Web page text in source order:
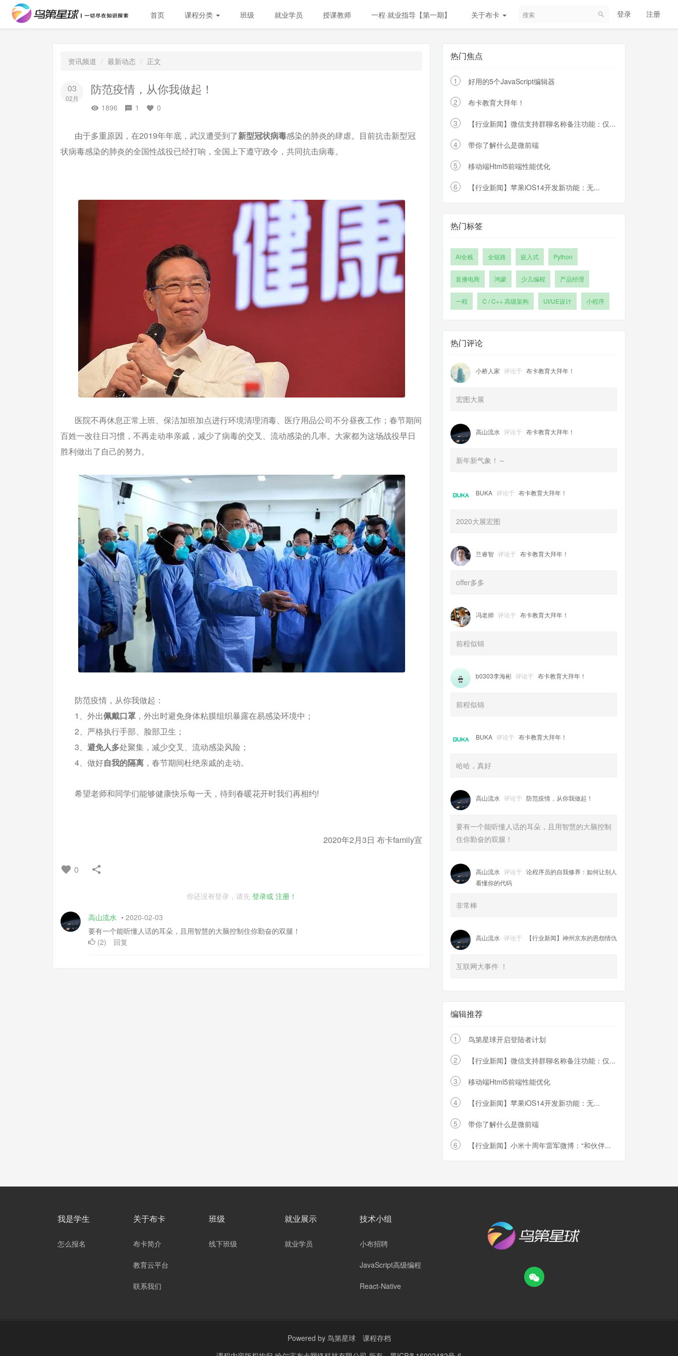
首页 课程分类 班级 就业学员 授课教师 一程·就业指导【第一期】 关于布卡 登录 注册
资讯频道 最新动态 正文
03
02月
防范疫情，从你我做起！
1896 1 0
由于多重原因，在2019年年底，武汉遭受到了新型冠状病毒感染的肺炎的肆虐。目前抗击新型冠
状病毒感染的肺炎的全国性战役已经打响，全国上下遵守政令，共同抗击病毒。
医院不再休息正常上班、保洁加班加点进行环境清理消毒、医疗用品公司不分昼夜工作；春节期间
百姓一改往日习惯，不再走动串亲戚，减少了病毒的交叉、流动感染的几率。大家都为这场战役早日
胜利做出了自己的努力。
防范疫情，从你我做起：
1、外出佩戴口罩 ，外出时避免身体粘膜组织暴露在易感染环境中；
2、严格执行手部、脸部卫生；
3、 避免人多处聚集，减少交叉、流动感染风险；
4、做好自我的隔离 ，春节期间杜绝亲戚的走动。
希望老师和同学们能够健康快乐每一天，待到春暖花开时我们再相约!
2020年2月3日 布卡family宣
0
你还没有登录，请先 登录或 注册！
高山流水 • 2020-02-03
要有一个能听懂人话的耳朵，且用智慧的大脑控制住你勤奋的双腿！
(2) 回复
热门焦点
1 好用的5个JavaScript编辑器
2 布卡教育大拜年！
3 【行业新闻】微信支持群聊名称备注功能：仅...
4 带你了解什么是微前端
5 移动端Html5前端性能优化
6 【行业新闻】苹果iOS14开发新功能：无...
热门标签
AI全栈 全链路 嵌入式 Python
直播电商 鸿蒙 少儿编程 产品经理
一程 C / C++ 高级架构 UI/UE设计 小程序
热门评论
小桥人家 评论于 布卡教育大拜年！
宏图大展
高山流水 评论于 布卡教育大拜年！
新年新气象！～
BUKA 评论于 布卡教育大拜年！
2020大展宏图
兰睿智 评论于 布卡教育大拜年！
offer多多
冯老师 评论于 布卡教育大拜年！
前程似锦
b0303李海彬 评论于 布卡教育大拜年！
前程似锦
BUKA 评论于 布卡教育大拜年！
哈哈，真好
高山流水 评论于 防范疫情，从你我做起！
要有一个能听懂人话的耳朵，且用智慧的大脑控制
住你勤奋的双腿！
高山流水 评论于 论程序员的自我修养：如何让别人
看懂你的代码
非常棒
高山流水 评论于 【行业新闻】神州京东的恩怨情仇
互联网大事件 ！
编辑推荐
1 鸟第星球开启登陆者计划
2 【行业新闻】微信支持群聊名称备注功能：仅...
3 移动端Html5前端性能优化
4 【行业新闻】苹果iOS14开发新功能：无...
5 带你了解什么是微前端
6 【行业新闻】小米十周年雷军微博：“和伙伴...
我是学生
怎么报名
关于布卡
布卡简介
教育云平台
联系我们
班级
线下班级
就业展示
就业学员
技术小组
小布招聘
JavaScript高级编程
React-Native
Powered by 鸟第星球
课程存档